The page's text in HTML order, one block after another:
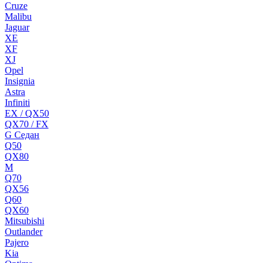
Cruze
Malibu
Jaguar
XE
XF
XJ
Opel
Insignia
Astra
Infiniti
EX / QX50
QX70 / FX
G Cедан
Q50
QX80
M
Q70
QX56
Q60
QX60
Mitsubishi
Outlander
Pajero
Kia